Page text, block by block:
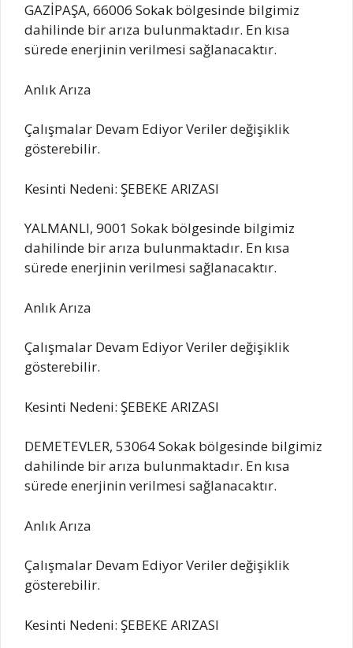
GAZİPAŞA, 66006 Sokak bölgesinde bilgimiz
dahilinde bir arıza bulunmaktadır. En kısa
sürede enerjinin verilmesi sağlanacaktır.
Anlık Arıza
Çalışmalar Devam Ediyor Veriler değişiklik
gösterebilir.
Kesinti Nedeni: ŞEBEKE ARIZASI
YALMANLI, 9001 Sokak bölgesinde bilgimiz
dahilinde bir arıza bulunmaktadır. En kısa
sürede enerjinin verilmesi sağlanacaktır.
Anlık Arıza
Çalışmalar Devam Ediyor Veriler değişiklik
gösterebilir.
Kesinti Nedeni: ŞEBEKE ARIZASI
DEMETEVLER, 53064 Sokak bölgesinde bilgimiz
dahilinde bir arıza bulunmaktadır. En kısa
sürede enerjinin verilmesi sağlanacaktır.
Anlık Arıza
Çalışmalar Devam Ediyor Veriler değişiklik
gösterebilir.
Kesinti Nedeni: ŞEBEKE ARIZASI